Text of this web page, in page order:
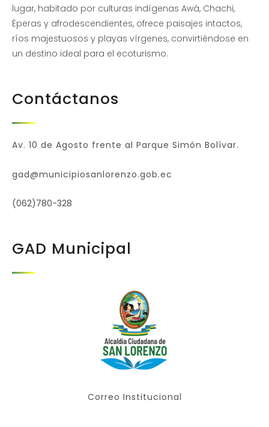
lugar, habitado por culturas indígenas Awá, Chachi,
Éperas y afrodescendientes, ofrece paisajes intactos,
ríos majestuosos y playas vírgenes, convirtiéndose en
un destino ideal para el ecoturismo.
Contáctanos
Av. 10 de Agosto frente al Parque Simón Bolívar.
gad@municipiosanlorenzo.gob.ec
(062)780-328
GAD Municipal
Correo Institucional